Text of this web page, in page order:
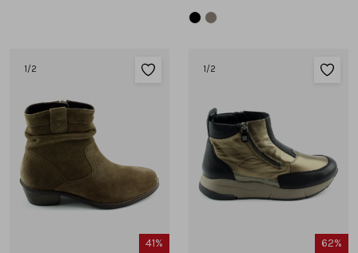
1 /2
41%
1 /2
62%